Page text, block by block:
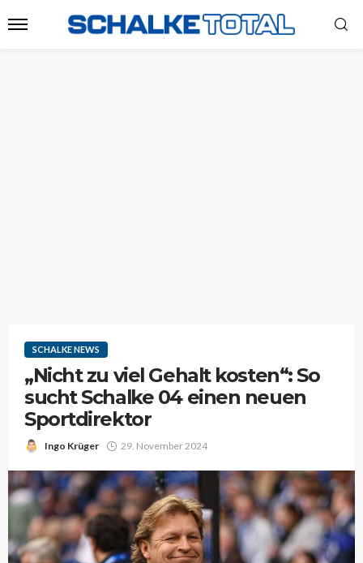
SCHALKE NEWS
„Nicht zu viel Gehalt kosten“: So
sucht Schalke 04 einen neuen
Sportdirektor
Ingo Krüger 29. November 2024